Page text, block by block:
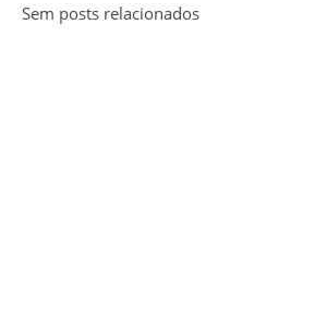
Sem posts relacionados